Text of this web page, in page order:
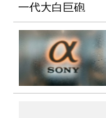
一代大白巨砲